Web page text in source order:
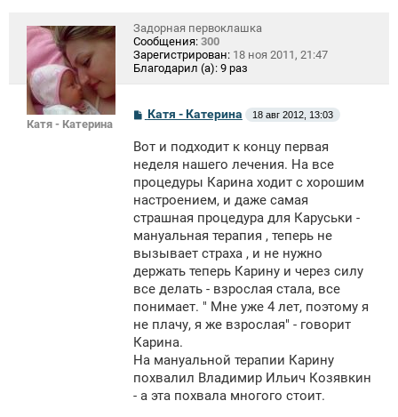
Катя - Катерина
Задорная первоклашка
Сообщения: 300
Зарегистрирован: 18 ноя 2011, 21:47
Благодарил (а): 9 раз
С
б
щ
е
н
и
Катя - Катерина 18 авг 2012, 13:03
Вот и подходит к концу первая
неделя нашего лечения. На все
процедуры Карина ходит с хорошим
настроением, и даже самая
страшная процедура для Каруськи -
мануальная терапия , теперь не
вызывает страха , и не нужно
держать теперь Карину и через силу
все делать - взрослая стала, все
понимает. " Мне уже 4 лет, поэтому я
не плачу, я же взрослая" - говорит
Карина.
На мануальной терапии Карину
похвалил Владимир Ильич Козявкин
- а эта похвала многого стоит.